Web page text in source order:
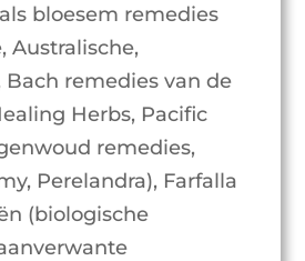
bloesem remedies
Australische,
Bach remedies van de
Herbs, Pacific
remedies,
Perelandra), Farfalla
(biologische